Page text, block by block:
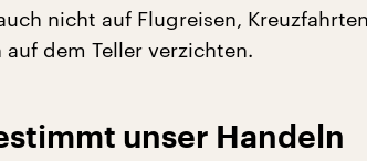
nicht auf Flugreisen,
dem Teller verzichten.
unser Handeln